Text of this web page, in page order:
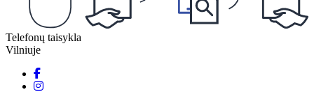
Telefonų taisykla
Vilniuje